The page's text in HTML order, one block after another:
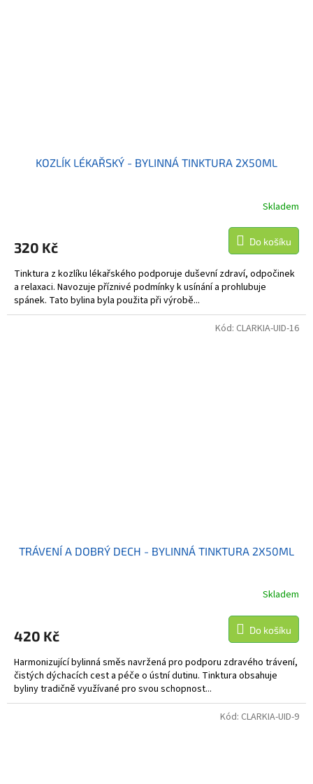
KOZLÍK LÉKAŘSKÝ - BYLINNÁ TINKTURA 2X50ML
Skladem
320 Kč Do košíku
Tinktura z kozlíku lékařského podporuje duševní zdraví, odpočinek
a relaxaci. Navozuje příznivé podmínky k usínání a prohlubuje
spánek. Tato bylina byla použita při výrobě...
TRÁVENÍ A DOBRÝ DECH - BYLINNÁ TINKTURA 2X50ML
Skladem
420 Kč Do košíku
Harmonizující bylinná směs navržená pro podporu zdravého trávení,
čistých dýchacích cest a péče o ústní dutinu. Tinktura obsahuje
byliny tradičně využívané pro svou schopnost...
Kód: CLARKIA-UID-16
Kód: CLARKIA-UID-9